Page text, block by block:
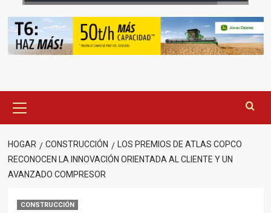
principal
HOGAR CONSTRUCCIÓN
LOS PREMIOS DE ATLAS COPCO
RECONOCEN LA INNOVACIÓN ORIENTADA AL CLIENTE Y UN
AVANZADO COMPRESOR
CONSTRUCCIÓN